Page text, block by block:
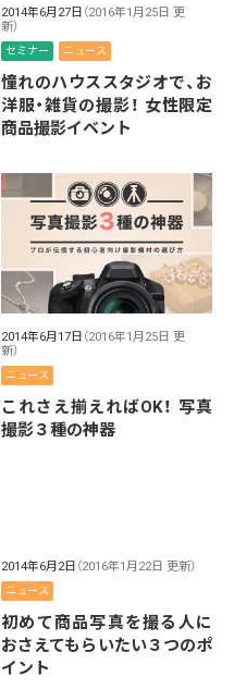
2014年6月27日 （2016年1月25日 更
新）
セミナー ニュース
憧れのハウススタジオで、お
洋服・雑貨の撮影！ 女性限定
商品撮影イベント
2014年6月17日 （2016年1月25日 更
新）
ニュース
これさえ揃えればOK！ 写真
撮影３種の神器
2014年6月2日 （2016年1月22日 更新）
ニュース
初めて商品写真を撮る人に
おさえてもらいたい３つのポ
イント